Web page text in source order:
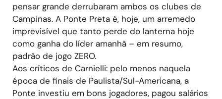
pensar grande derrubaram ambos os clubes de
Campinas. A Ponte Preta é, hoje, um arremedo
imprevisível que tanto perde do lanterna hoje
como ganha do líder amanhã – em resumo,
padrão de jogo ZERO.
Aos críticos de Carnielli: pelo menos naquela
época de finais de Paulista/Sul-Americana, a
Ponte investiu em bons jogadores, pagou salários